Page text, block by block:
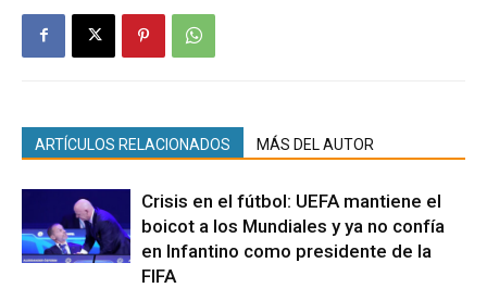
ARTÍCULOS RELACIONADOS MÁS DEL AUTOR
Crisis en el fútbol: UEFA mantiene el
boicot a los Mundiales y ya no confía
en Infantino como presidente de la
FIFA